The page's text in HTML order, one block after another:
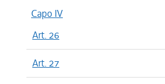
Capo IV
Art. 26
Art. 27